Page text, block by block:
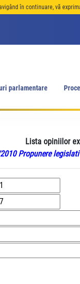
în continuare, vă
parlamentare
Lista opiniilor
Propunere